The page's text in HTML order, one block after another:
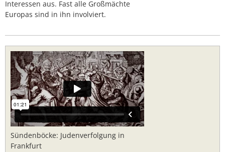
Interessen aus. Fast alle Großmächte
Europas sind in ihn involviert.
Sündenböcke: Judenverfolgung in
Frankfurt